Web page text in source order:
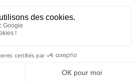
perlé ou mouliné avec brins